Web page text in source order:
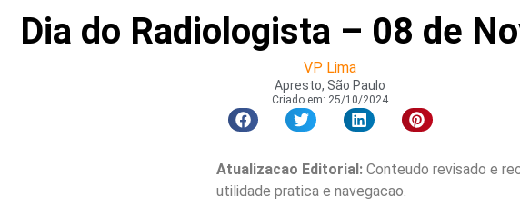
Dia do Radiologista – 08 de
VP Lima
Apresto, São Paulo
Criado em: 25/10/2024
Atualizacao Editorial:Conteudo revisado e
utilidade pratica e navegacao.